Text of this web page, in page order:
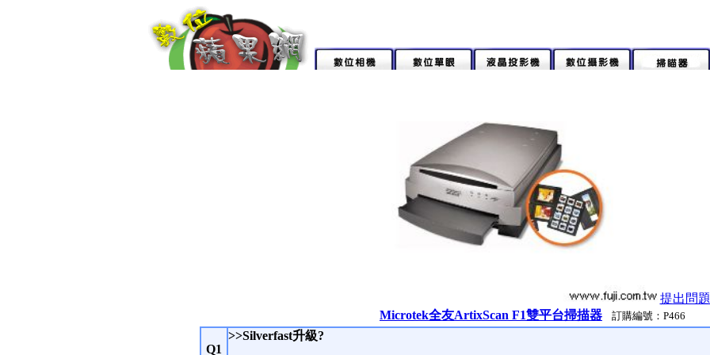
提出問題
Microtek全友ArtixScan F1雙平台掃描器 訂購編號：P466
Q1
>>Silverfast升級?